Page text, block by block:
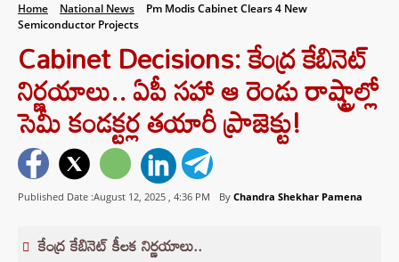
Home National News
Pm Modis Cabinet Clears 4 New
Semiconductor Projects
Cabinet Decisions: కేంద్ర కేబినెట్
నిర్ణయాలు.. ఏపీ సహా ఆ రెండు రాష్ట్రాల్లో
సెమీ కండక్టర్ల తయారీ ప్రాజెక్టు!
Published Date :August 12, 2025 , 4:36 PM By Chandra Shekhar Pamena
కేంద్ర కేబినెట్ కీలక నిర్ణయాలు..